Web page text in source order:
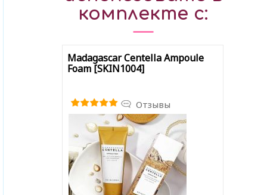
комплекте с:
Madagascar Centella Ampoule
Foam [SKIN1004]
Отзывы